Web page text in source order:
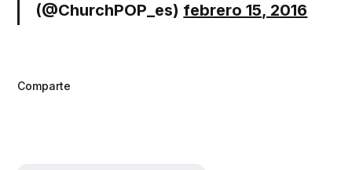
(@ChurchPOP_es) febrero 15, 2016
Comparte